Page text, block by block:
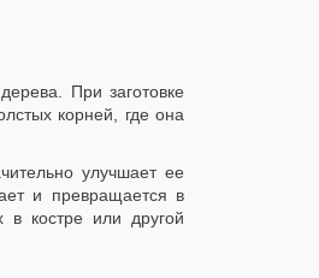
При заготовке
корней, где она
улучшает ее
и превращается в
в костре или другой